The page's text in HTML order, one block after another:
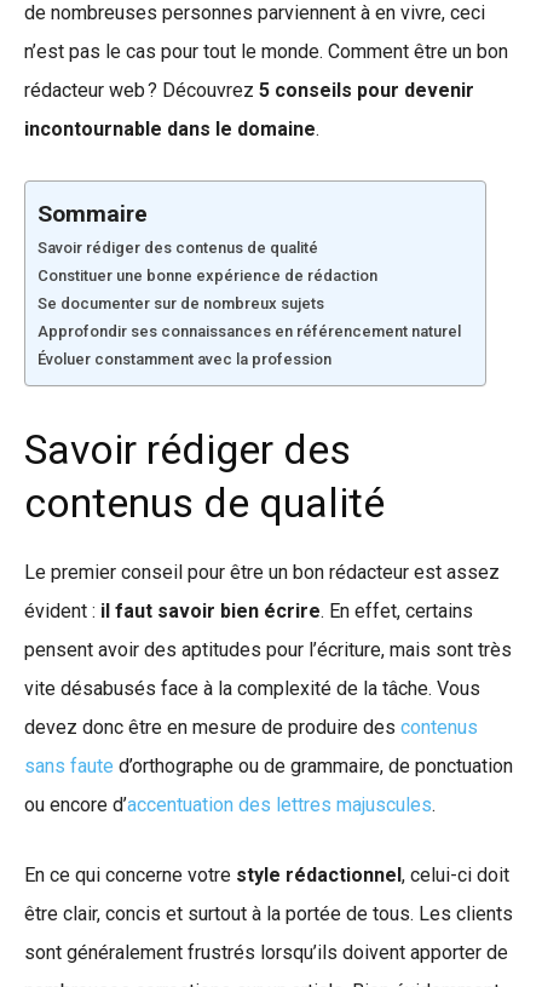
de nombreuses personnes parviennent à en vivre, ceci
n’est pas le cas pour tout le monde. Comment être un bon
rédacteur web ? Découvrez 5 conseils pour devenir
incontournable dans le domaine.
Sommaire
Savoir rédiger des contenus de qualité
Constituer une bonne expérience de rédaction
Se documenter sur de nombreux sujets
Approfondir ses connaissances en référencement naturel
Évoluer constamment avec la profession
Savoir rédiger des
contenus de qualité
Le premier conseil pour être un bon rédacteur est assez
évident : il faut savoir bien écrire. En effet, certains
pensent avoir des aptitudes pour l’écriture, mais sont très
vite désabusés face à la complexité de la tâche. Vous
devez donc être en mesure de produire des contenus
sans faute d’orthographe ou de grammaire, de ponctuation
ou encore d’accentuation des lettres majuscules.
En ce qui concerne votre style rédactionnel , celui-ci doit
être clair, concis et surtout à la portée de tous. Les clients
sont généralement frustrés lorsqu’ils doivent apporter de